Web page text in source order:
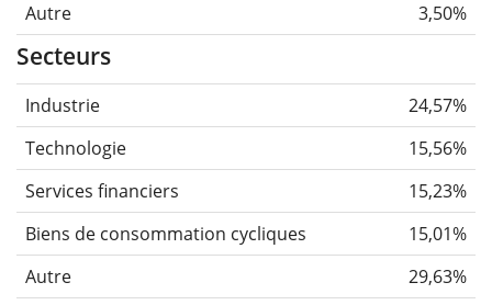
Autre
3,50%
Secteurs
Industrie
24,57%
Technologie
15,56%
Services financiers
15,23%
Biens de consommation cycliques
15,01%
Autre
29,63%